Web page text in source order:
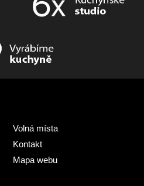
Volná místa
Kontakt
Mapa webu